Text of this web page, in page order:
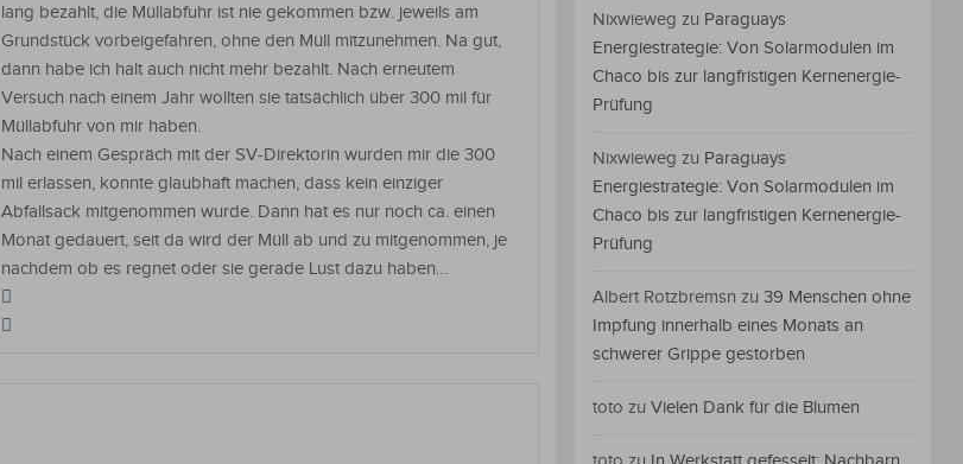
lang bezahlt, die Müllabfuhr ist nie gekommen bzw. jeweils am
Grundstück vorbeigefahren, ohne den Müll mitzunehmen. Na gut,
dann habe ich halt auch nicht mehr bezahlt. Nach erneutem
Versuch nach einem Jahr wollten sie tatsächlich über 300 mil für
Müllabfuhr von mir haben.
Nach einem Gespräch mit der SV-Direktorin wurden mir die 300
mil erlassen, konnte glaubhaft machen, dass kein einziger
Abfallsack mitgenommen wurde. Dann hat es nur noch ca. einen
Monat gedauert, seit da wird der Müll ab und zu mitgenommen, je
nachdem ob es regnet oder sie gerade Lust dazu haben…
Nixwieweg zu Paraguays
Energiestrategie: Von Solarmodulen im
Chaco bis zur langfristigen Kernenergie-
Prüfung
Nixwieweg zu Paraguays
Energiestrategie: Von Solarmodulen im
Chaco bis zur langfristigen Kernenergie-
Prüfung
Albert Rotzbremsn zu 39 Menschen ohne
Impfung innerhalb eines Monats an
schwerer Grippe gestorben
toto zu Vielen Dank für die Blumen